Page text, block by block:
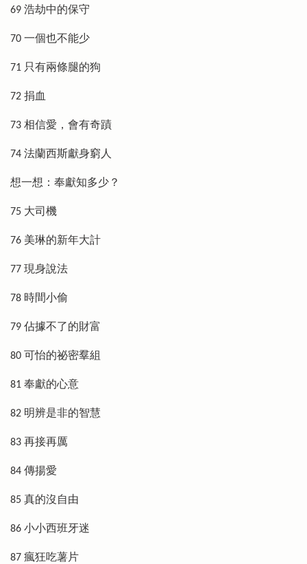
69 浩劫中的保守
70 一個也不能少
71 只有兩條腿的狗
72 捐血
73 相信愛，會有奇蹟
74 法蘭西斯獻身窮人
想一想：奉獻知多少？
75 大司機
76 美琳的新年大計
77 現身說法
78 時間小偷
79 佔據不了的財富
80 可怡的祕密羣組
81 奉獻的心意
82 明辨是非的智慧
83 再接再厲
84 傳揚愛
85 真的沒自由
86 小小西班牙迷
87 瘋狂吃薯片